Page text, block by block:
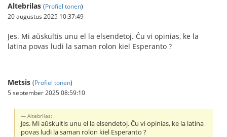
Altebrilas (Profiel tonen)
20 augustus 2025 10:37:49
Jes. Mi aŭskultis unu el la elsendetoj. Ĉu vi opinias, ke la
latina povas ludi la saman rolon kiel Esperanto ?
Metsis (Profiel tonen)
5 september 2025 08:59:10
Altebrilas:
Jes. Mi aŭskultis unu el la elsendetoj. Ĉu vi opinias, ke la latina
povas ludi la saman rolon kiel Esperanto ?